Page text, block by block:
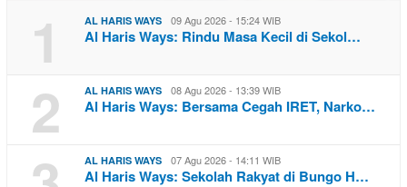
1 AL HARIS WAYS 09 Agu 2026 - 15:24 WIB
Al Haris Ways: Rindu Masa Kecil di Sekol…
2 AL HARIS WAYS 08 Agu 2026 - 13:39 WIB
Al Haris Ways: Bersama Cegah IRET, Narko…
AL HARIS WAYS 07 Agu 2026 - 14:11 WIB
Al Haris Ways: Sekolah Rakyat di Bungo H…